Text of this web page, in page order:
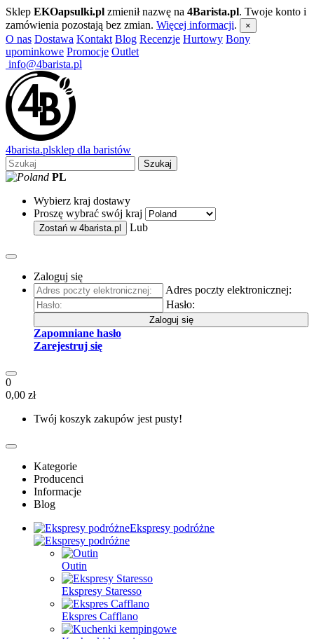
Sklep EKOapsulki.pl zmienił nazwę na 4Barista.pl. Twoje konto i
zamówienia pozostają bez zmian. Więcej informacji. ×
O nas Dostawa Kontakt Blog Recenzje Hurtowy Bony
upominkowe Promocje Outlet
info@4barista.pl
4barista.plsklep dla baristów
Szukaj
PL
Wybierz kraj dostawy
Proszę wybrać swój kraj
Zostań w 4barista.pl Lub
Zaloguj się
Adres poczty elektronicznej:
Hasło:
Zaloguj się
Zapomniane hasło
Zarejestruj się
0
0,00 zł
Twój koszyk zakupów jest pusty!
Kategorie
Producenci
Informacje
Blog
Ekspresy podróżne
Outin
Ekspresy Staresso
Ekspres Cafflano